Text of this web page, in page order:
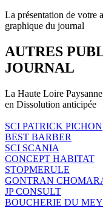
La présentation de votre
graphique du journal
AUTRES
JOURNAL
La Haute Loire Paysanne
en Dissolution anticipée
SCI PATRICK PICHON
BEST BARBER
SCI SCANIA
CONCEPT HABITAT
STOPMERULE
GONTRAN
JP CONSULT
BOUCHERIE DU